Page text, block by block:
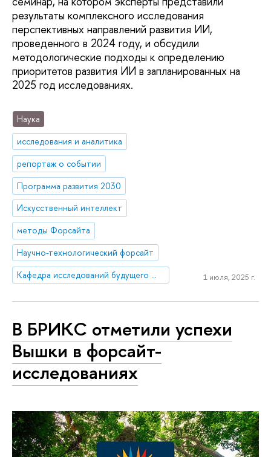
результаты комплексного исследования
перспективных направлений развития ИИ,
проведенного в 2024 году, и обсудили
методологические подходы к определению
приоритетов развития ИИ в запланированных на
2025 год исследованиях.
Наука
исследования и аналитика
репортаж о событии
Программа развития 2030
Искусственный интеллект
методы Форсайта
Научно-технологический форсайт
Кафедра исследований будущего ЮНЕСКО
1 июля, 2025 г.
В БРИКС отметили успехи
Вышки в форсайт-
исследованиях